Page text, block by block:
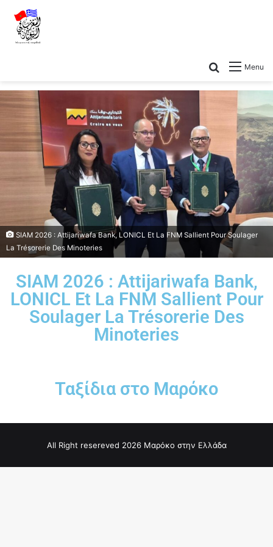
Menu
SIAM 2026 : Attijariwafa Bank, LONICL Et La FNM Sallient Pour Soulager
La Trésorerie Des Minoteries
SIAM 2026 : Attijariwafa Bank,
LONICL Et La FNM Sallient Pour
Soulager La Trésorerie Des
Minoteries
Ταξίδια στο Μαρόκο
All Right resereved 2026 Μαρόκο στην Ελλάδα